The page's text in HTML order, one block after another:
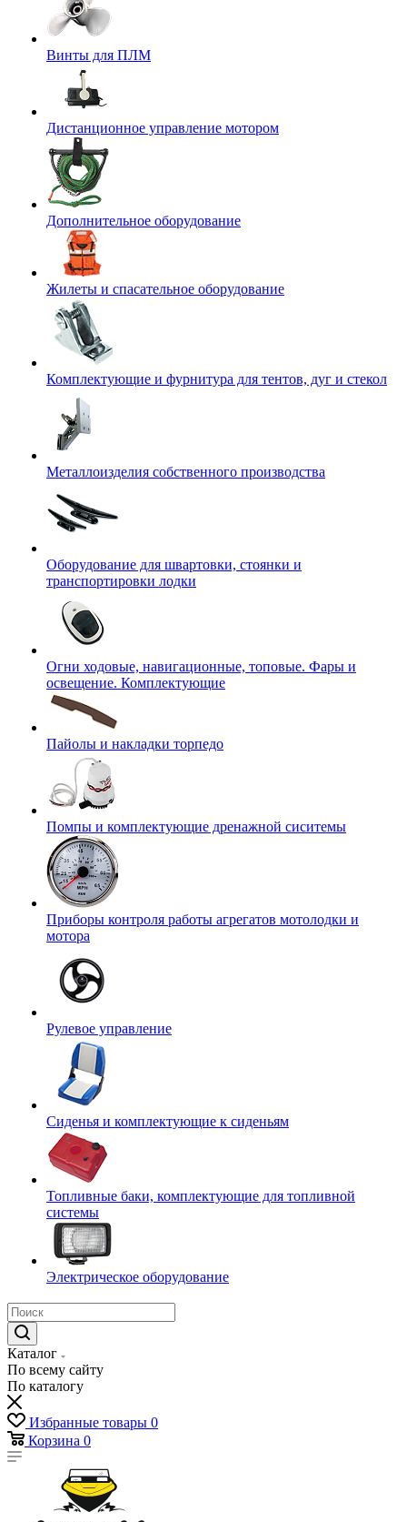
Винты для ПЛМ
Дистанционное управление мотором
Дополнительное оборудование
Жилеты и спасательное оборудование
Комплектующие и фурнитура для тентов, дуг и стекол
Металлоизделия собственного производства
Оборудование для швартовки, стоянки и
транспортировки лодки
Огни ходовые, навигационные, топовые. Фары и
освещение. Комплектующие
Пайолы и накладки торпедо
Помпы и комплектующие дренажной сиситемы
Приборы контроля работы агрегатов мотолодки и
мотора
Рулевое управление
Сиденья и комплектующие к сиденьям
Топливные баки, комплектующие для топливной
системы
Электрическое оборудование
Каталог
По всему сайту
По каталогу
Избранные товары 0
Корзина 0